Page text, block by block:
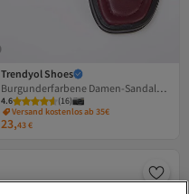
Trendyol Shoes
Burgunderfarbene Damen-Sandalen
mit dicker Sohle und doppelter
Schnalle TAKAW25SD00000
4.6 (16)
Versand kostenlos ab 35€
23,43€